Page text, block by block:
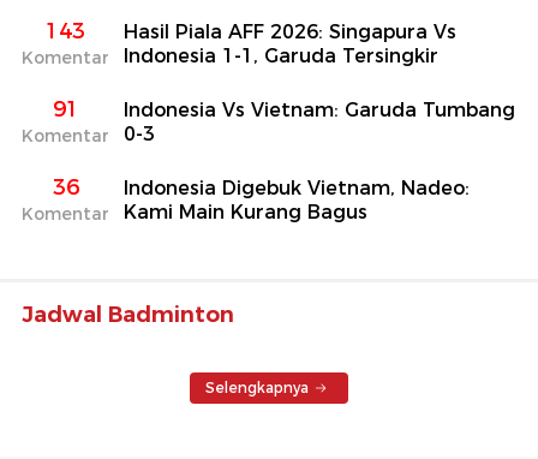
143
Komentar
Hasil Piala AFF 2026: Singapura Vs
Indonesia 1-1, Garuda Tersingkir
91
Komentar
Indonesia Vs Vietnam: Garuda Tumbang
0-3
36
Komentar
Indonesia Digebuk Vietnam, Nadeo:
Kami Main Kurang Bagus
Jadwal Badminton
Selengkapnya